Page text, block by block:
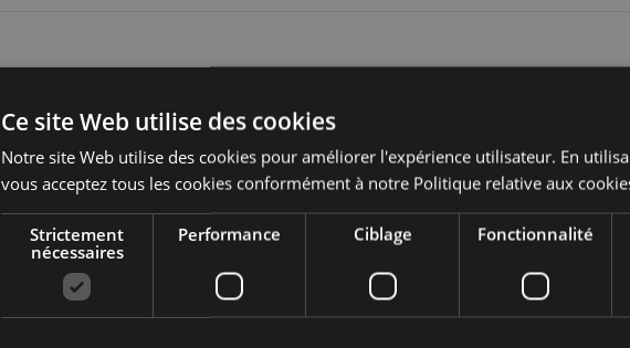
• Cadre personnalisable
• Finition personnalisée et élégante
Ce site Web utilise des cookies
Notre site Web utilise des cookies pour améliorer l'expérience utilisateur. En
vous acceptez tous les cookies conformément à notre Politique relative aux
Strictement
nécessaires
Performance Ciblage Fonctionnalité